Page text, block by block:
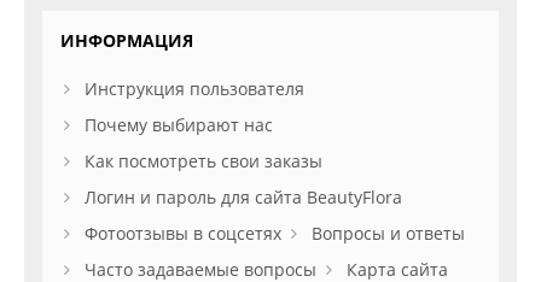
ИНФОРМАЦИЯ
Инструкция пользователя
Почему выбирают нас
Как посмотреть свои заказы
Логин и пароль для сайта BeautyFlora
Фотоотзывы в соцсетях
Вопросы и ответы
Часто задаваемые вопросы
Карта сайта